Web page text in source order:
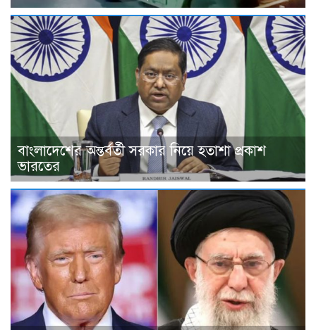
বাংলাদেশের অন্তর্বর্তী সরকার নিয়ে হতাশা প্রকাশ
ভারতের